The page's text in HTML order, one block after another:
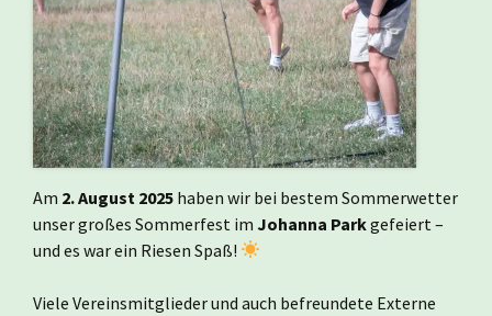
Am 2. August 2025 haben wir bei bestem Sommerwetter
unser großes Sommerfest im Johanna Parkgefeiert –
und es war ein Riesen Spaß!
Viele Vereinsmitglieder und auch befreundete Externe